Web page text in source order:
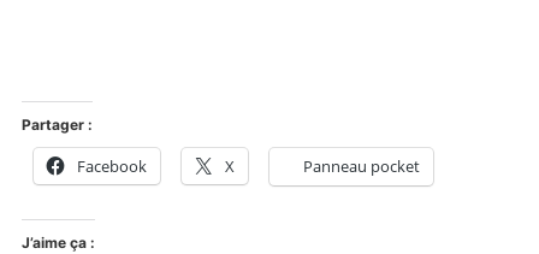
Partager :
Facebook X Panneau pocket
J’aime ça :